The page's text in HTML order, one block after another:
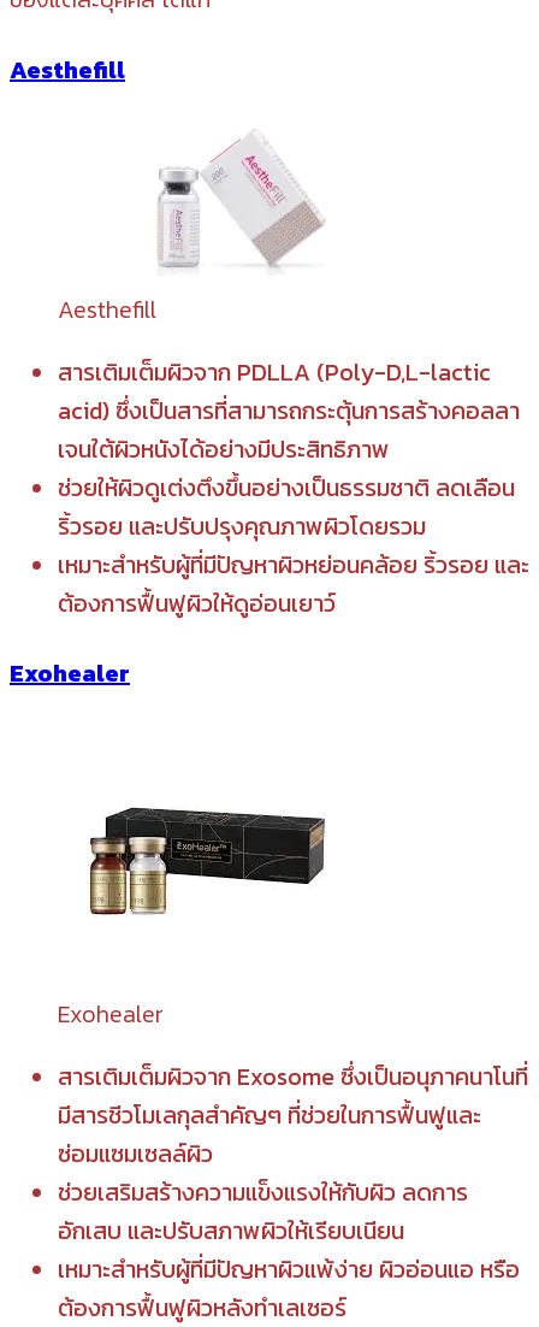
Aesthefill
Aesthefill
สารเติมเต็มผิวจาก PDLLA (Poly-D,L-lactic
acid) ซึ่งเป็นสารที่สามารถกระตุ้นการสร้างคอลลา
เจนใต้ผิวหนังได้อย่างมีประสิทธิภาพ
ช่วยให้ผิวดูเต่งตึงขึ้นอย่างเป็นธรรมชาติ ลดเลือน
ริ้วรอย และปรับปรุงคุณภาพผิวโดยรวม
เหมาะสำหรับผู้ที่มีปัญหาผิวหย่อนคล้อย ริ้วรอย และ
ต้องการฟื้นฟูผิวให้ดูอ่อนเยาว์
Exohealer
Exohealer
สารเติมเต็มผิวจาก Exosome ซึ่งเป็นอนุภาคนาโนที่
มีสารชีวโมเลกุลสำคัญๆ ที่ช่วยในการฟื้นฟูและ
ซ่อมแซมเซลล์ผิว
ช่วยเสริมสร้างความแข็งแรงให้กับผิว ลดการ
อักเสบ และปรับสภาพผิวให้เรียบเนียน
เหมาะสำหรับผู้ที่มีปัญหาผิวแพ้ง่าย ผิวอ่อนแอ หรือ
ต้องการฟื้นฟูผิวหลังทำเลเซอร์